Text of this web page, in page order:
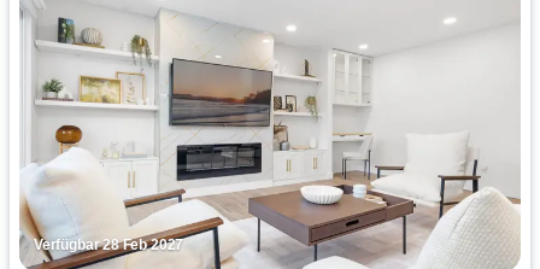
Verfügbar 28 Feb 2027